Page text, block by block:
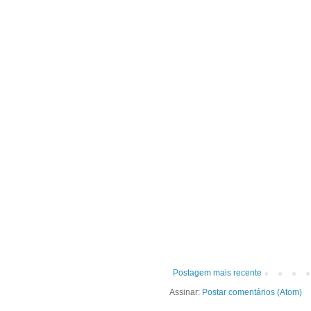
Postagem mais recente
Assinar: Postar comentários (Atom)